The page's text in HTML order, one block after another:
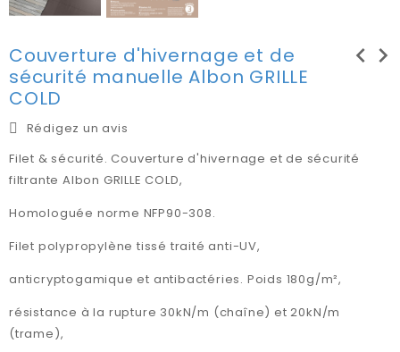
Couverture d'hivernage et de
sécurité manuelle Albon GRILLE
COLD
chevron_left chevron_right
Rédigez un avis
Filet & sécurité. Couverture d'hivernage et de sécurité
filtrante Albon GRILLE COLD,
Homologuée norme NFP90-308.
Filet polypropylène tissé traité anti-UV,
anticryptogamique et antibactéries. Poids 180g/m²,
résistance à la rupture 30kN/m (chaîne) et 20kN/m
(trame),